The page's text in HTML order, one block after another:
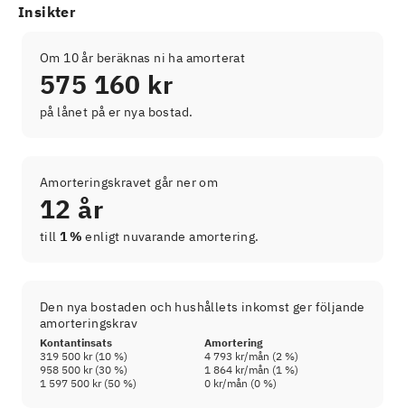
Insikter
Om 10 år beräknas ni ha amorterat
575 160 kr
på lånet på er nya bostad.
Amorteringskravet går ner om
12 år
till 1 % enligt nuvarande amortering.
Den nya bostaden och hushållets inkomst ger följande
amorteringskrav
Kontantinsats
Amortering
319 500 kr(10 %) 4 793 kr/mån (2 %)
958 500 kr(30 %) 1 864 kr/mån (1 %)
1 597 500 kr(50 %) 0 kr/mån (0 %)